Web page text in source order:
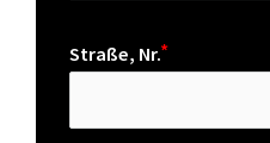
Straße, Nr.